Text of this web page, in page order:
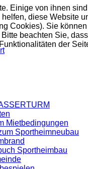
Mietbedingungen
Sportheimneubau
Sportheimbau
Einige von ihnen
diese Website
Cookies). Sie
beachten Sie,
der